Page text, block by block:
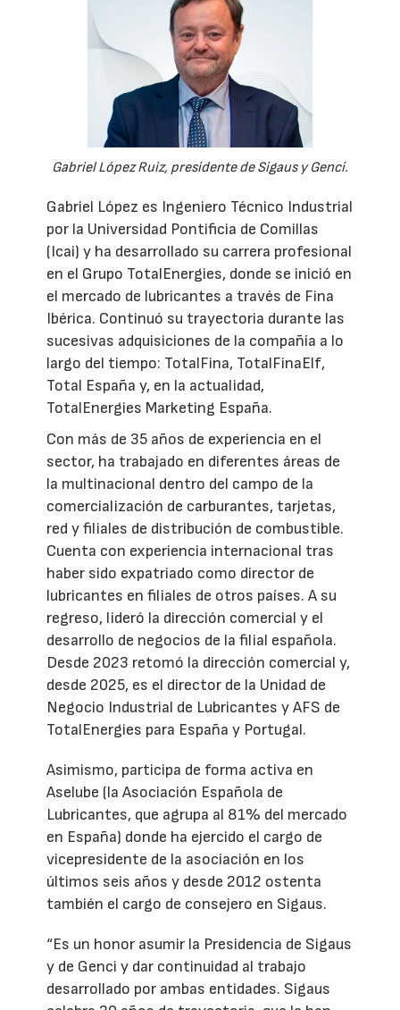
Gabriel López Ruiz, presidente de Sigaus y Genci.
Gabriel López es Ingeniero Técnico Industrial
por la Universidad Pontificia de Comillas
(Icai) y ha desarrollado su carrera profesional
en el Grupo TotalEnergies, donde se inició en
el mercado de lubricantes a través de Fina
Ibérica. Continuó su trayectoria durante las
sucesivas adquisiciones de la compañía a lo
largo del tiempo: TotalFina, TotalFinaElf,
Total España y, en la actualidad,
TotalEnergies Marketing España.
Con más de 35 años de experiencia en el
sector, ha trabajado en diferentes áreas de
la multinacional dentro del campo de la
comercialización de carburantes, tarjetas,
red y filiales de distribución de combustible.
Cuenta con experiencia internacional tras
haber sido expatriado como director de
lubricantes en filiales de otros países. A su
regreso, lideró la dirección comercial y el
desarrollo de negocios de la filial española.
Desde 2023 retomó la dirección comercial y,
desde 2025, es el director de la Unidad de
Negocio Industrial de Lubricantes y AFS de
TotalEnergies para España y Portugal.
Asimismo, participa de forma activa en
Aselube (la Asociación Española de
Lubricantes, que agrupa al 81% del mercado
en España) donde ha ejercido el cargo de
vicepresidente de la asociación en los
últimos seis años y desde 2012 ostenta
también el cargo de consejero en Sigaus.
“Es un honor asumir la Presidencia de Sigaus
y de Genci y dar continuidad al trabajo
desarrollado por ambas entidades. Sigaus